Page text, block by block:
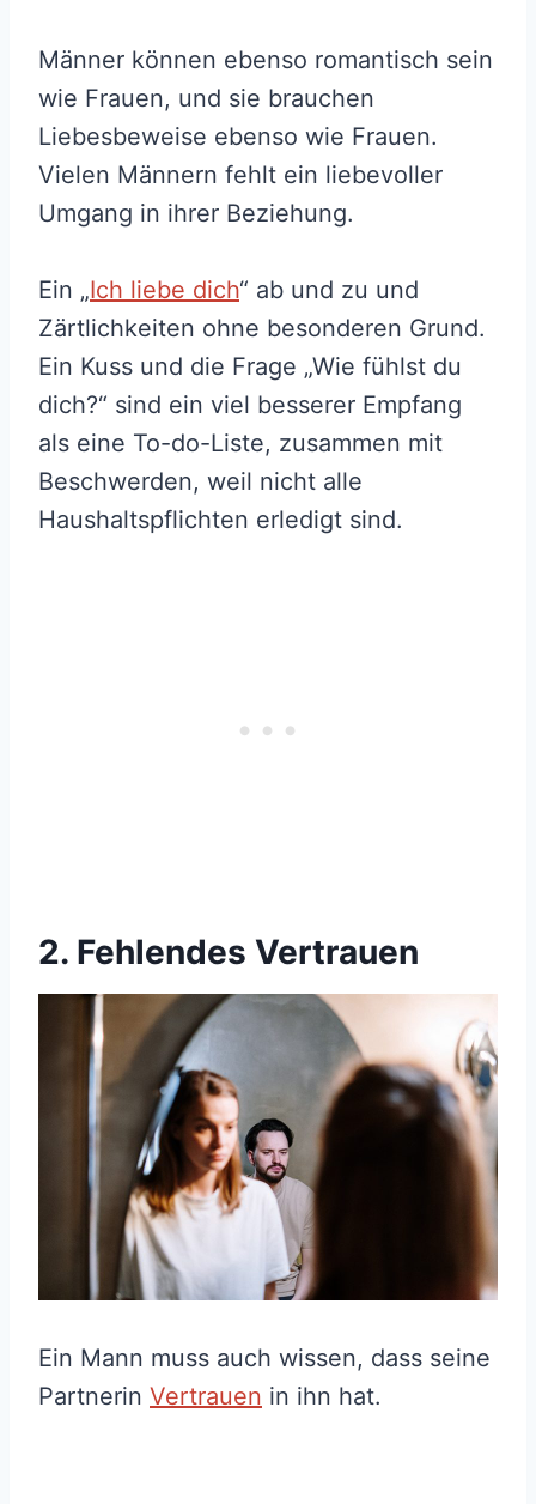
Männer können ebenso romantisch sein
wie Frauen, und sie brauchen
Liebesbeweise ebenso wie Frauen.
Vielen Männern fehlt ein liebevoller
Umgang in ihrer Beziehung.
Ein „Ich liebe dich“ ab und zu und
Zärtlichkeiten ohne besonderen Grund.
Ein Kuss und die Frage „Wie fühlst du
dich?“ sind ein viel besserer Empfang
als eine To-do-Liste, zusammen mit
Beschwerden, weil nicht alle
Haushaltspflichten erledigt sind.
2. Fehlendes Vertrauen
Ein Mann muss auch wissen, dass seine
Partnerin Vertrauen in ihn hat.